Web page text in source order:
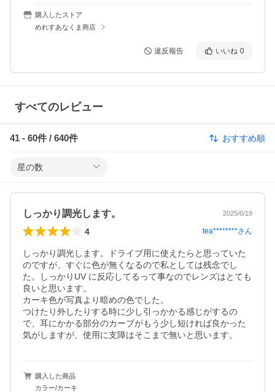
購入したストア
めれすあなくま商店
違反報告 いいね 0
すべてのレビュー
41 - 60件 / 640件 おすすめ順
星の数
しっかり調光します。 2025/6/19
4 tea********さん
しっかり調光します。ドライブ用に使えたらと思っていた
のですが、すぐに色が無くなるので私としては残念でし
た。しっかりUV に反応してるって事なのでレンズはとても
良いと思います。
カーキ色が写真より暗めの色でした。
つけたり外したりする時に少し引っかかる感じがするの
で、耳にかかる部分のカーブがもう少し短ければ良かった
気がしますが、使用に支障はそこまで無いと思います。
購入した商品
カラー/カーキ